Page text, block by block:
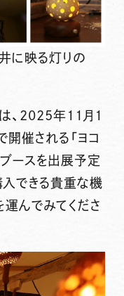
に映る灯りの
、 2025年11月1
開催される「ヨコ
ブースを出展予定
できる貴重な機
運んでみてくださ